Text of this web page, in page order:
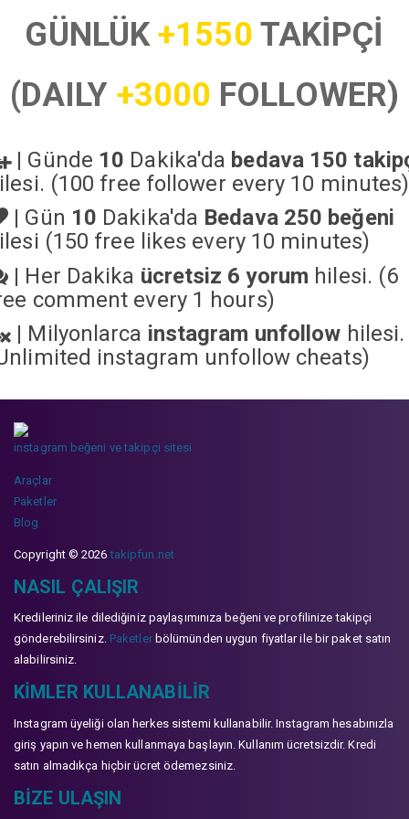
GÜNLÜK+1550 TAKİPÇİ
(DAILY +3000 FOLLOWER)
| Günde 10 Dakika'da bedava 150
(100 free follower every 10 minutes)
| Gün 10 Dakika'da Bedava 250 beğeni
(150 free likes every 10 minutes)
| Her Dakika ücretsiz 6 yorum hilesi. (6
comment every 1 hours)
| Milyonlarca instagram unfollow hilesi.
instagram unfollow cheats)
instagram beğeni ve takipçi sitesi
Araçlar
Paketler
Blog
Copyright © 2026takipfun.net
NASIL ÇALIŞIR
Kredileriniz ile dilediğiniz paylaşımınıza beğeni ve profilinize takipçi
gönderebilirsiniz. Paketlerbölümünden uygun fiyatlar ile bir paket satın
alabilirsiniz.
KIMLER KULLANABILIR
Instagram üyeliği olan herkes sistemi kullanabilir. Instagram hesabınızla
giriş yapın ve hemen kullanmaya başlayın. Kullanım ücretsizdir. Kredi
satın almadıkça hiçbir ücret ödemezsiniz.
BIZE ULAŞIN